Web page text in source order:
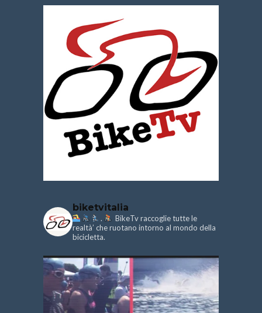
biketvitalia
.
BikeTv raccoglie tutte le
realtà’ che ruotano intorno al mondo della
bicicletta.